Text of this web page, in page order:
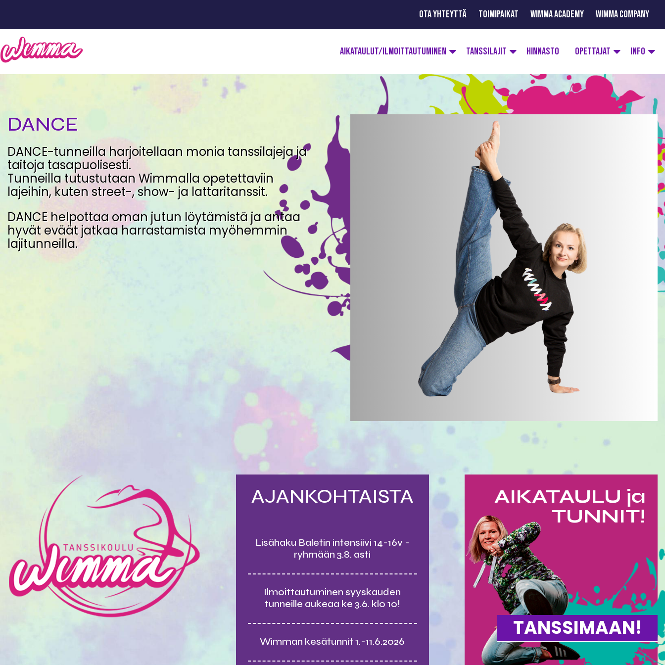
OTA YHTEYTTÄ TOIMIPAIKAT WIMMA ACADEMY WIMMA COMPANY
AIKATAULUT/ILMOITTAUTUMINEN TANSSILAJIT HINNASTO OPETTAJAT INFO
DANCE
DANCE-tunneilla harjoitellaan monia tanssilajeja ja
taitoja tasapuolisesti.
Tunneilla tutustutaan Wimmalla opetettaviin
lajeihin, kuten street-, show- ja lattaritanssit.
DANCE helpottaa oman jutun löytämistä ja antaa
hyvät eväät jatkaa harrastamista myöhemmin
lajitunneilla.
AJANKOHTAISTA
Lisähaku Baletin intensiivi 14-16v -
ryhmään 3.8. asti
Ilmoittautuminen syyskauden
tunneille aukeaa ke 3.6. klo 10!
Wimman kesätunnit 1.-11.6.2026
AIKATAULU ja
TUNNIT!
TANSSIMAAN!